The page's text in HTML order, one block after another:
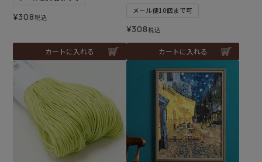
¥308税込
カートに入れる
メール便10個まで可
¥308税込
カートに入れる